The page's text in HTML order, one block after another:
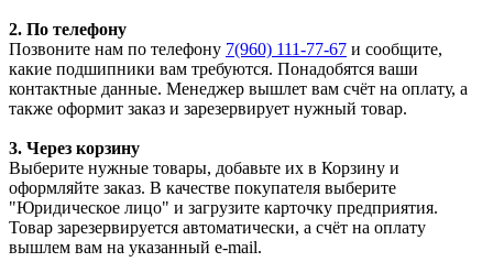
2. По телефону
Позвоните нам по телефону 7(960) 111-77-67 и сообщите,
какие подшипники вам требуются. Понадобятся ваши
контактные данные. Менеджер вышлет вам счёт на оплату, а
также оформит заказ и зарезервирует нужный товар.
3. Через корзину
Выберите нужные товары, добавьте их в Корзину и
оформляйте заказ. В качестве покупателя выберите
"Юридическое лицо" и загрузите карточку предприятия.
Товар зарезервируется автоматически, а счёт на оплату
вышлем вам на указанный e-mail.